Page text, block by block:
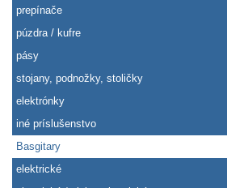
prepínače
púzdra / kufre
pásy
stojany, podnožky, stoličky
elektrónky
iné príslušenstvo
Basgitary
elektrické